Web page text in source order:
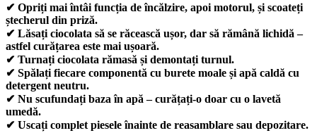
✔ Opriți mai întâi funcția de încălzire, apoi motorul, și scoateți
ștecherul din priză.
✔ Lăsați ciocolata să se răcească ușor, dar să rămână lichidă –
astfel curățarea este mai ușoară.
✔ Turnați ciocolata rămasă și demontați turnul.
✔ Spălați fiecare componentă cu burete moale și apă caldă cu
detergent neutru.
✔ Nu scufundați baza în apă – curățați-o doar cu o lavetă
umedă.
✔ Uscați complet piesele înainte de reasamblare sau depozitare.